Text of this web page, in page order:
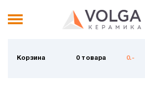
Корзина 0 товара 0.-